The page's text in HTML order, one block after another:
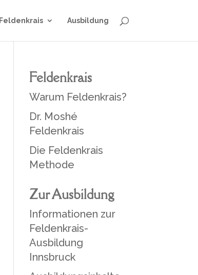
Feldenkrais Ausbildung
Feldenkrais
Warum Feldenkrais?
Dr. Moshé
Feldenkrais
Die Feldenkrais
Methode
Zur Ausbildung
Informationen zur
Feldenkrais-
Ausbildung
Innsbruck